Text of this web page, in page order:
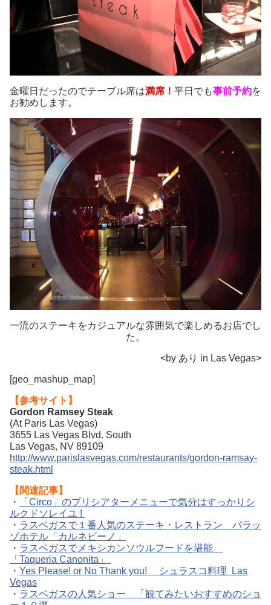
金曜日だったのでテーブル席は満席！ 平日でも事前予約を
お勧めします。
一流のステーキをカジュアルな雰囲気で楽しめるお店でし
た。
<by あり in Las Vegas>
[geo_mashup_map]
【参考サイト】
Gordon Ramsey Steak
(At Paris Las Vegas)
3655 Las Vegas Blvd. South
Las Vegas, NV 89109
http://www.parislasvegas.com/restaurants/gordon-ramsay-
steak.html
【関連記事】
・
「Circo」のプリシアターメニューで気分はすっかりシ
ルクドソレイユ !
・ ラスベガスで１番人気のステーキ・レストラン パラッ
ゾホテル「カルネビーノ」
・ ラスベガスでメキシカンソウルフードを堪能
「Taqueria Canonita」
・ Yes Please! or No Thank you! シュラスコ料理 Las
Vegas
・ ラスベガスの人気ショー 「観てみたいおすすめのショ